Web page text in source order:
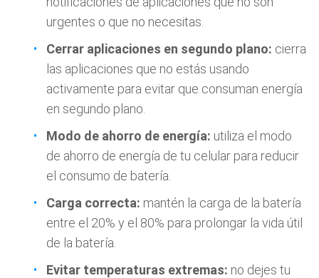
urgentes o que no necesitas.
Cerrar aplicaciones en segundo plano: cierra
las aplicaciones que no estás usando
activamente para evitar que consuman energía
en segundo plano.
Modo de ahorro de energía: utiliza el modo
de ahorro de energía de tu celular para reducir
el consumo de batería.
Carga correcta: mantén la carga de la batería
entre el 20% y el 80% para prolongar la vida útil
de la batería.
Evitar temperaturas extremas: no dejes tu